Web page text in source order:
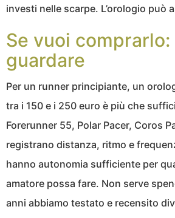
investi nelle scarpe. L’orologio può
Se vuoi comprarlo:
guardare
Per un runner principiante, un
tra i 150 e i 250 euro è più che
Forerunner 55, Polar Pacer, Coros
registrano distanza, ritmo e
hanno autonomia sufficiente per
amatore possa fare. Non serve
anni abbiamo testato e recensito